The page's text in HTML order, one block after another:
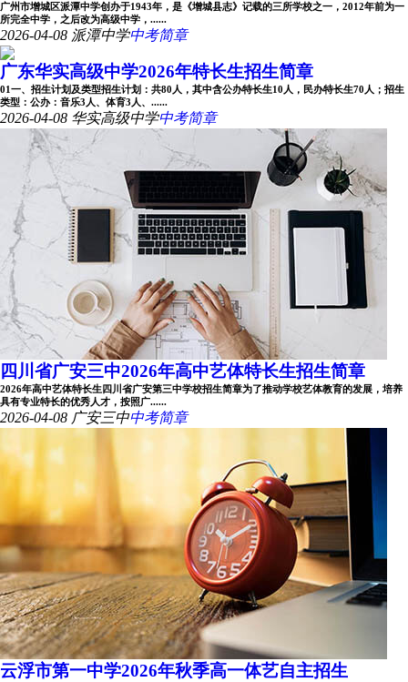
广州市增城区派潭中学创办于1943年，是《增城县志》记载的三所学校之一，2012年前为一
所完全中学，之后改为高级中学，......
2026-04-08 派潭中学中考简章
广东华实高级中学2026年特长生招生简章
01一、招生计划及类型招生计划：共80人，其中含公办特长生10人，民办特长生70人；招生
类型：公办：音乐3人、体育3人、......
2026-04-08 华实高级中学中考简章
四川省广安三中2026年高中艺体特长生招生简章
2026年高中艺体特长生四川省广安第三中学校招生简章为了推动学校艺体教育的发展，培养
具有专业特长的优秀人才，按照广......
2026-04-08 广安三中中考简章
云浮市第一中学2026年秋季高一体艺自主招生